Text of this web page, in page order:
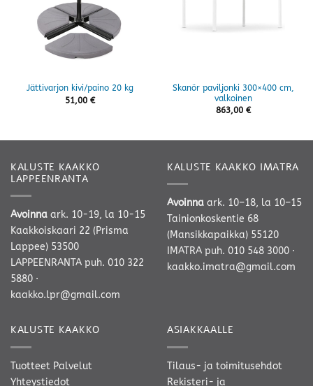
Jättivarjon kivi/paino 20 kg
51,00 €
Skanör paviljonki 300×400 cm,
valkoinen
863,00 €
KALUSTE KAAKKO
LAPPEENRANTA
Avoinna ark. 10-19, la 10-15
Kaakkoiskaari 22 (Prisma
Lappee) 53500
LAPPEENRANTA puh. 010 322
5880 ·
kaakko.lpr@gmail.com
KALUSTE KAAKKO IMATRA
Avoinna ark. 10–18, la 10–15
Tainionkoskentie 68
(Mansikkapaikka) 55120
IMATRA puh. 010 548 3000 ·
kaakko.imatra@gmail.com
KALUSTE KAAKKO
Tuotteet Palvelut
Yhteystiedot
ASIAKKAALLE
Tilaus- ja toimitusehdot
Rekisteri- ja